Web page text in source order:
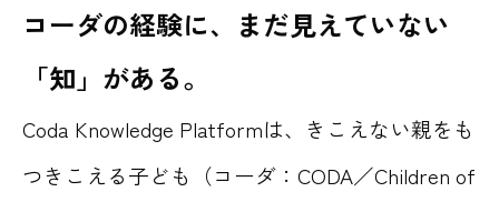
コーダの経験に、まだ見えていない
「知」がある。
Coda Knowledge Platformは、きこえない親をも
つきこえる子ども（コーダ：CODA／Children of